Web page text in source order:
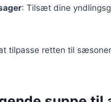
: Tilsæt dine
tilpasse retten til